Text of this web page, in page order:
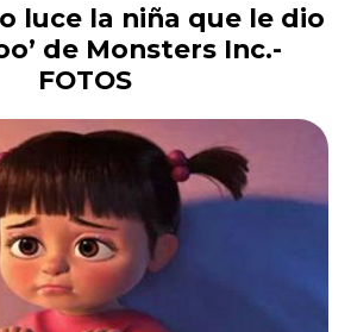
luce la niña que le dio
de Monsters Inc.-
FOTOS